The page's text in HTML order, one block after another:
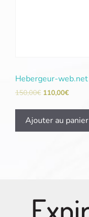
Hebergeur-web.net
150,00€ 110,00€
Ajouter au panier